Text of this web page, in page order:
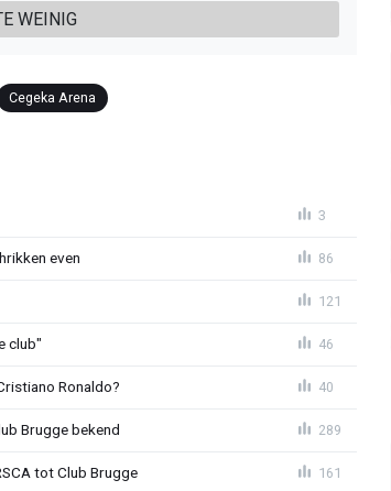
WEINIG
Cegeka Arena
3
even 86
121
club" 46
Ronaldo? 40
Brugge bekend 289
tot Club Brugge 161